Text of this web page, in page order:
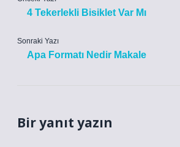
4 Tekerlekli Bisiklet Var Mı
Sonraki Yazı
Apa Formatı Nedir Makale
Bir yanıt yazın